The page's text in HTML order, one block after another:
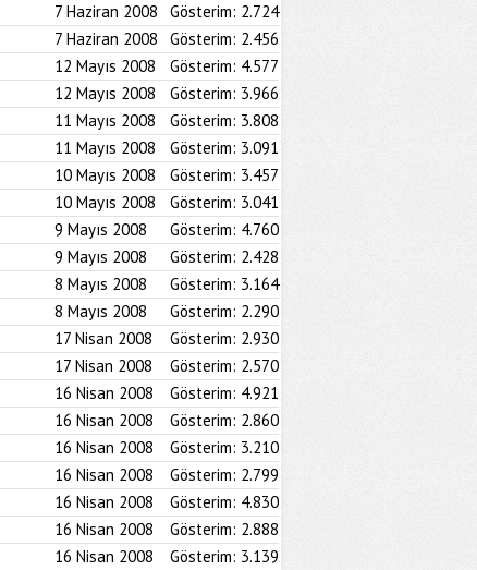
7 Haziran 2008 Gösterim: 2.724
7 Haziran 2008 Gösterim: 2.456
12 Mayıs 2008 Gösterim: 4.577
12 Mayıs 2008 Gösterim: 3.966
11 Mayıs 2008 Gösterim: 3.808
11 Mayıs 2008 Gösterim: 3.091
10 Mayıs 2008 Gösterim: 3.457
10 Mayıs 2008 Gösterim: 3.041
9 Mayıs 2008 Gösterim: 4.760
9 Mayıs 2008 Gösterim: 2.428
8 Mayıs 2008 Gösterim: 3.164
8 Mayıs 2008 Gösterim: 2.290
17 Nisan 2008 Gösterim: 2.930
17 Nisan 2008 Gösterim: 2.570
16 Nisan 2008 Gösterim: 4.921
16 Nisan 2008 Gösterim: 2.860
16 Nisan 2008 Gösterim: 3.210
16 Nisan 2008 Gösterim: 2.799
16 Nisan 2008 Gösterim: 4.830
16 Nisan 2008 Gösterim: 2.888
16 Nisan 2008 Gösterim: 3.139